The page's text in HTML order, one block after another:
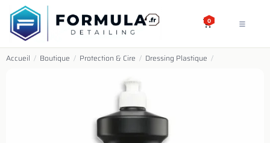
SE RENDRE AU CONTENU
0
Accueil / Boutique / Protection & Cire / Dressing Plastique /